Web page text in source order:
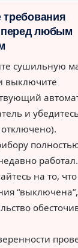
перед любым
сушильную
выключите
и
работал.
на то,